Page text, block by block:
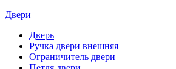
Двери
Дверь
Ручка двери внешняя
Ограничитель двери